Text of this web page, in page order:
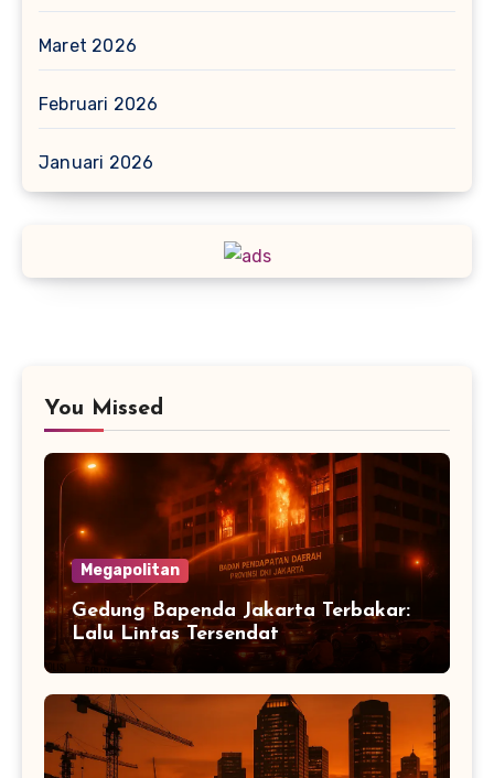
Maret 2026
Februari 2026
Januari 2026
You Missed
Megapolitan
Gedung Bapenda Jakarta Terbakar:
Lalu Lintas Tersendat